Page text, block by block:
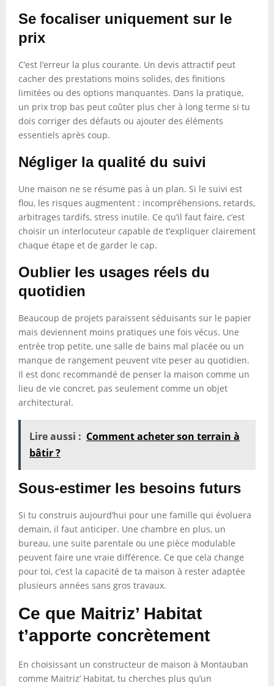
Se focaliser uniquement sur le
prix
C’est l’erreur la plus courante. Un devis attractif peut
cacher des prestations moins solides, des finitions
limitées ou des options manquantes. Dans la pratique,
un prix trop bas peut coûter plus cher à long terme si tu
dois corriger des défauts ou ajouter des éléments
essentiels après coup.
Négliger la qualité du suivi
Une maison ne se résume pas à un plan. Si le suivi est
flou, les risques augmentent : incompréhensions, retards,
arbitrages tardifs, stress inutile. Ce qu’il faut faire, c’est
choisir un interlocuteur capable de t’expliquer clairement
chaque étape et de garder le cap.
Oublier les usages réels du
quotidien
Beaucoup de projets paraissent séduisants sur le papier
mais deviennent moins pratiques une fois vécus. Une
entrée trop petite, une salle de bains mal placée ou un
manque de rangement peuvent vite peser au quotidien.
Il est donc recommandé de penser la maison comme un
lieu de vie concret, pas seulement comme un objet
architectural.
Lire aussi : Comment acheter son terrain à
bâtir ?
Sous-estimer les besoins futurs
Si tu construis aujourd’hui pour une famille qui évoluera
demain, il faut anticiper. Une chambre en plus, un
bureau, une suite parentale ou une pièce modulable
peuvent faire une vraie différence. Ce que cela change
pour toi, c’est la capacité de ta maison à rester adaptée
plusieurs années sans gros travaux.
Ce que Maitriz’ Habitat
t’apporte concrètement
En choisissant un constructeur de maison à Montauban
comme Maitriz’ Habitat, tu cherches plus qu’un